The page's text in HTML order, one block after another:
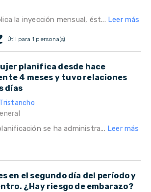
la inyección mensual, ést... Leer más
Útil para 1 persona(s)
planifica desde hace
4 meses y tuvo relaciones
días
se ha administra... Leer más
en el segundo día del período y
¿Hay riesgo de embarazo?